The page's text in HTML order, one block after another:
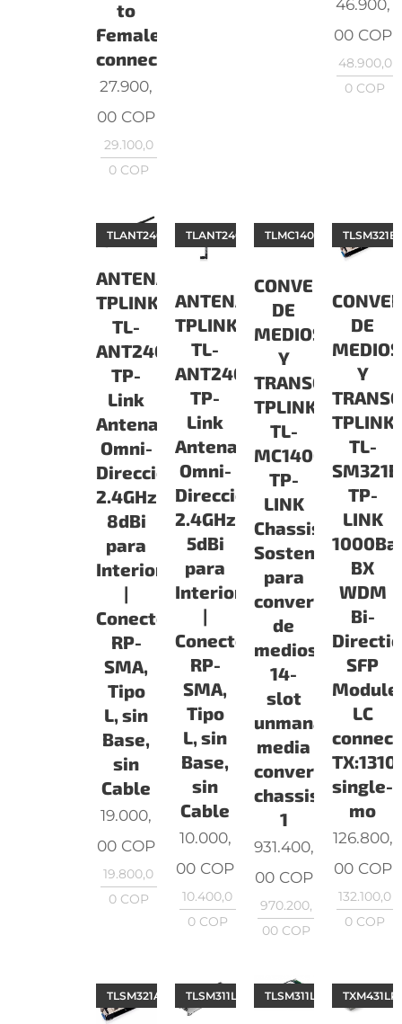
to
Female
connectora
27.900,
00 COP
29.100,0
0COP
46.900,
00COP
48.900,0
0 COP
ANTENAS
TPLINK
TL-
ANT2408CL
TP-
Link
Antena
Omni-
Direccional
2.4GHz
8dBi
para
Interiores
|
Conector
RP-
SMA,
Tipo
L, sin
Base,
sin
Cable
TLANT2408CL
19.000,
00 COP
19.800,0
0COP
ANTENAS
TPLINK
TL-
ANT2405CL
TP-
Link
Antena
Omni-
Direccional
2.4GHz
5dBi
para
Interiores
|
Conector
RP-
SMA,
Tipo
L, sin
Base,
sin
Cable
TLANT2405CL
10.000,
00 COP
10.400,0
0COP
CONVERTIDORES
DE
MEDIOS
Y
TRANSCEIVER
TPLINK
TL-
MC1400
TP-
LINK
Chassis
Sosten
para
convertidor
de
medios,
14-
slot
unmanaged
media
converter
chassis,
1
TLMC1400
931.400,
00COP
970.200,
00COP
DE
MEDIOS
Y
TPLINK
TL-
SM321B
TP-
LINK
BX
WDM
Bi-
SFP
LC
single-
mo
TLSM321B
126.800,
00COP
132.100,0
0 COP
TLSM321A TLSM311LS TLSM311LM TXM431LR